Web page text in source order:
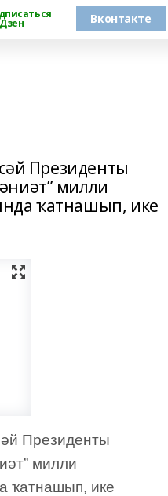
Вконтакте
Президенты
милли
ҡатнашып, ике
Президенты
милли
ҡатнашып, ике